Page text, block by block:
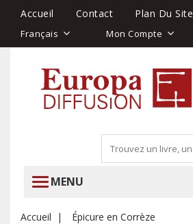
Accueil Contact Plan Du Site
Français Mon Compte
MENU
Accueil Épicure en Corrèze